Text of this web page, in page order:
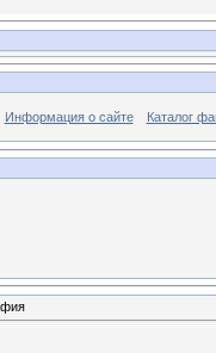
Информация о сайте Каталог